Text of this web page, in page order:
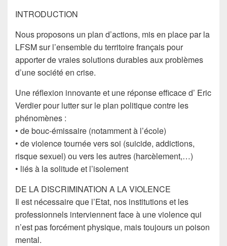
INTRODUCTION
Nous proposons un plan d’actions, mis en place par la
LFSM sur l’ensemble du territoire français pour
apporter de vraies solutions durables aux problèmes
d’une société en crise.
Une réflexion innovante et une réponse efficace d’ Eric
Verdier pour lutter sur le plan politique contre les
phénomènes :
• de bouc-émissaire (notamment à l’école)
• de violence tournée vers soi (suicide, addictions,
risque sexuel) ou vers les autres (harcèlement,…)
• liés à la solitude et l’isolement
DE LA DISCRIMINATION A LA VIOLENCE
Il est nécessaire que l’Etat, nos institutions et les
professionnels interviennent face à une violence qui
n’est pas forcément physique, mais toujours un poison
mental.